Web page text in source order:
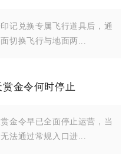
记兑换专属飞行道具后，通
切换飞行与地面两...
金令何时停止
金令早已全面停止运营，当
法通过常规入口进...